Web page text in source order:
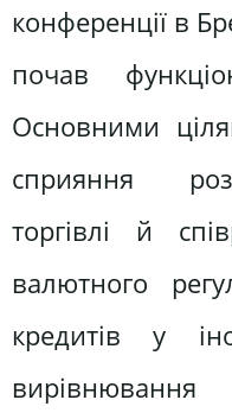
конференції в
почав
Основними
сприяння
торгівлі й
валютного
кредитів у
вирівнювання